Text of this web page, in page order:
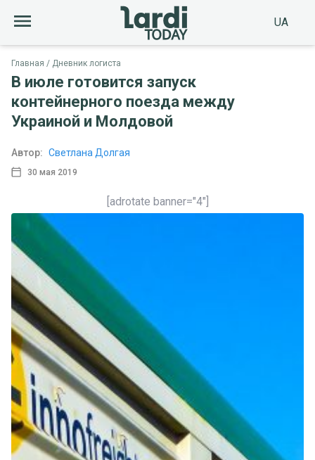
UA
Главная Дневник логиста
В июле готовится запуск
контейнерного поезда между
Украиной и Молдовой
30 мая 2019
Автор: Светлана Долгая
[adrotate banner="4"]